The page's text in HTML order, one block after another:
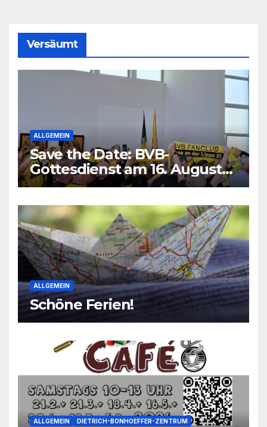
Versäumt
ALLGEMEIN
Save the Date: BVB-
Gottesdienst am 16. August
2026
ALLGEMEIN
Schöne Ferien!
ALLGEMEIN DIETRICH-BONHOEFFER-ZENTRUM